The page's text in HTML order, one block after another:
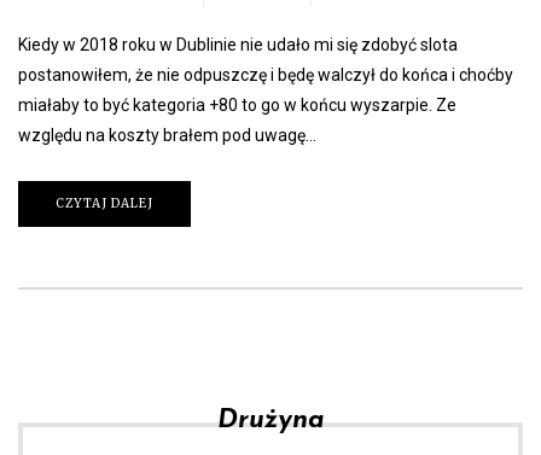
Kiedy w 2018 roku w Dublinie nie udało mi się zdobyć slota
postanowiłem, że nie odpuszczę i będę walczył do końca i choćby
miałaby to być kategoria +80 to go w końcu wyszarpie. Ze
względu na koszty brałem pod uwagę…
CZYTAJ DALEJ
Drużyna